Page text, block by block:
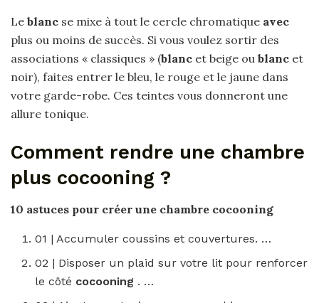
Le blanc se mixe à tout le cercle chromatique avec
plus ou moins de succès. Si vous voulez sortir des
associations « classiques » (blanc et beige ou blanc et
noir), faites entrer le bleu, le rouge et le jaune dans
votre garde-robe. Ces teintes vous donneront une
allure tonique.
Comment rendre une chambre
plus cocooning ?
10 astuces pour créer une chambre cocooning
01 | Accumuler coussins et couvertures. …
02 | Disposer un plaid sur votre lit pour renforcer
le côté cocooning . …